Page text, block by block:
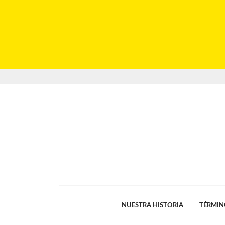
NUESTRA HISTORIA